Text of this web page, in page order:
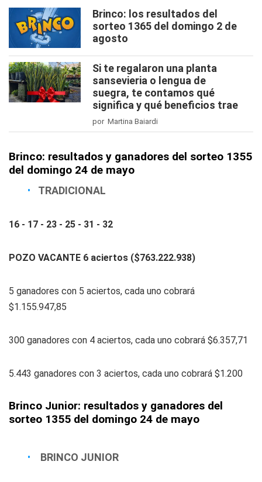
Brinco: los resultados del
sorteo 1365 del domingo 2 de
agosto
Si te regalaron una planta
sansevieria o lengua de
suegra, te contamos qué
significa y qué beneficios trae
por Martina Baiardi
Brinco: resultados y ganadores del sorteo 1355
del domingo 24 de mayo
TRADICIONAL
16 - 17 - 23 - 25 - 31 - 32
POZO VACANTE 6 aciertos ($763.222.938)
5 ganadores con 5 aciertos, cada uno cobrará
$1.155.947,85
300 ganadores con 4 aciertos, cada uno cobrará $6.357,71
5.443 ganadores con 3 aciertos, cada uno cobrará $1.200
Brinco Junior: resultados y ganadores del
sorteo 1355 del domingo 24 de mayo
BRINCO JUNIOR